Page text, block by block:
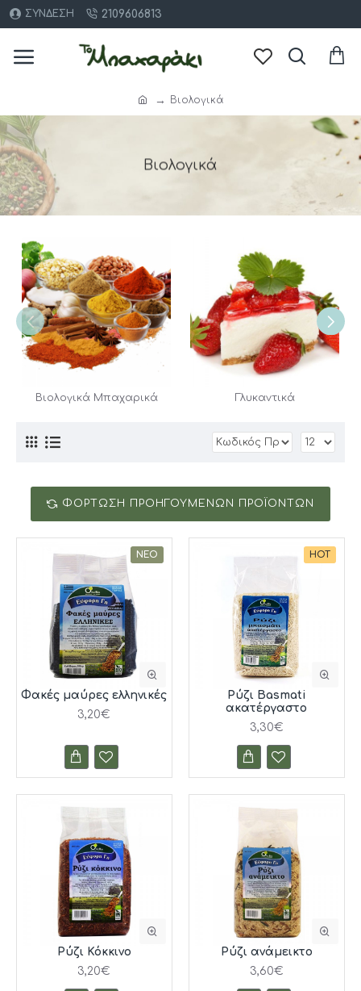
ΣΎΝΔΕΣΗ 2109606813
Βιολογικά
Βιολογικά
Βιολογικά Μπαχαρικά Γλυκαντικά
ΦΌΡΤΩΣΗ ΠΡΟΗΓΟΎΜΕΝΩΝ ΠΡΟΪΌΝΤΩΝ
ΝΈΟ
Φακές μαύρες ελληνικές
3,20€
HOT
Ρύζι Basmati
ακατέργαστο
3,30€
Ρύζι Κόκκινο
3,20€
Ρύζι ανάμεικτο
3,60€